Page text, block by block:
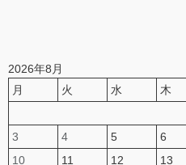
2026年8月
月
火 水 木
3
4 5 6
10
11 12 13